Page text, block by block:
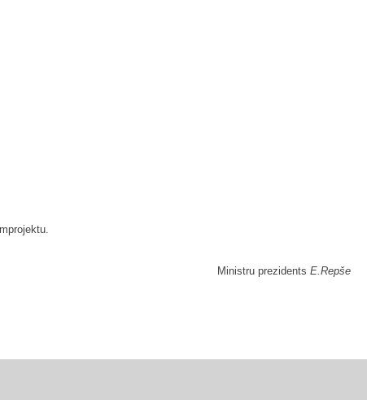
Ministru prezidents E.Repše